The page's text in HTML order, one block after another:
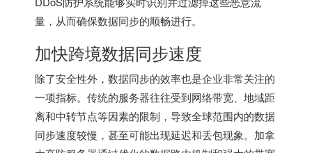
量，从而确保数据同步的顺畅进行。
加快跨境数据同步速度
除了安全性外，数据同步的效率也是企业非常关注的
一项指标。传统的服务器往往受到网络带宽、地域距
离和中转节点等因素的限制，导致全球范围内的数据
同步速度较慢，甚至可能出现延迟和丢包现象。加拿